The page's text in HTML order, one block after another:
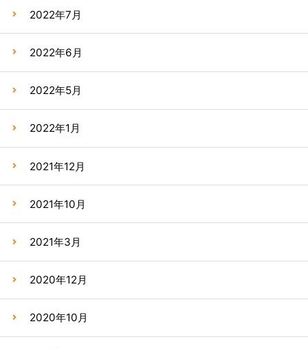
2022年7月
2022年6月
2022年5月
2022年1月
2021年12月
2021年10月
2021年3月
2020年12月
2020年10月